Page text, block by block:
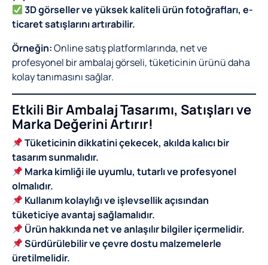
3D görseller ve yüksek kaliteli ürün fotoğrafları, e-
ticaret satışlarını artırabilir.
Örneğin:Online satış platformlarında, net ve
profesyonel bir ambalaj görseli, tüketicinin ürünü daha
kolay tanımasını sağlar.
Etkili Bir Ambalaj Tasarımı, Satışları ve
Marka Değerini Artırır!
Tüketicinin dikkatini çekecek, akılda kalıcı bir
tasarım sunmalıdır.
Marka kimliği ile uyumlu, tutarlı ve profesyonel
olmalıdır.
Kullanım kolaylığı ve işlevsellik açısından
tüketiciye avantaj sağlamalıdır.
Ürün hakkında net ve anlaşılır bilgiler içermelidir.
Sürdürülebilir ve çevre dostu malzemelerle
üretilmelidir.